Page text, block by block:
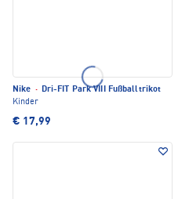
Nike · Dri-FIT Park VIII Fußballtrikot
Kinder
€ 17,99